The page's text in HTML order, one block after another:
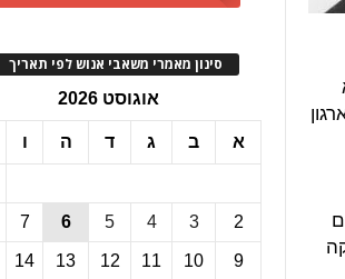
סינון מאמרי משאבי אנוש לפי תאריך
אוגוסט 2026
א ב ג ד ה ו
2
3
4
5
6
7
9
10
11
12
13
14